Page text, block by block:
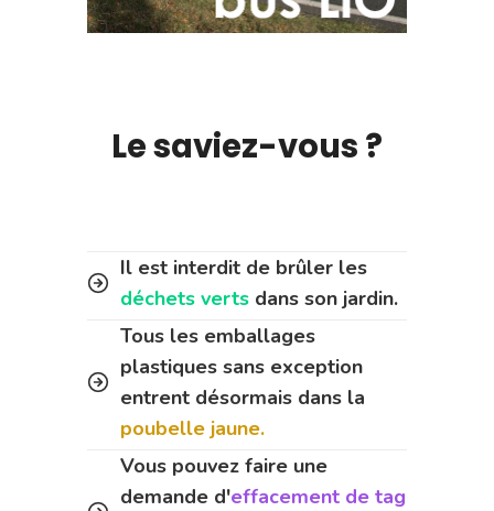
Le saviez-vous ?
Il est interdit de brûler les
déchets verts dans son jardin.
Tous les emballages
plastiques sans exception
entrent désormais dans la
poubelle jaune.
Vous pouvez faire une
demande d'effacement de tag